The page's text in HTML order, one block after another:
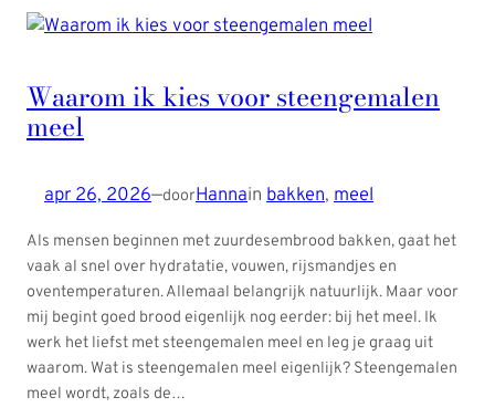
Waarom ik kies voor steengemalen
meel
apr 26, 2026—doorHannain bakken, meel
Als mensen beginnen met zuurdesembrood bakken, gaat het
vaak al snel over hydratatie, vouwen, rijsmandjes en
oventemperaturen. Allemaal belangrijk natuurlijk. Maar voor
mij begint goed brood eigenlijk nog eerder: bij het meel. Ik
werk het liefst met steengemalen meel en leg je graag uit
waarom. Wat is steengemalen meel eigenlijk? Steengemalen
meel wordt, zoals de…